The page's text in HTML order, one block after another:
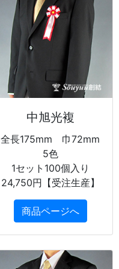
中旭光複
全長175mm 巾72mm
5色
1セット100個入り
24,750円【受注生産】
商品ページへ